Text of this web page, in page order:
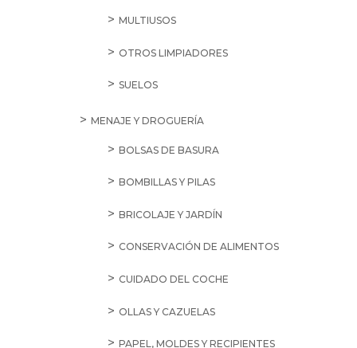
MULTIUSOS
OTROS LIMPIADORES
SUELOS
MENAJE Y DROGUERÍA
BOLSAS DE BASURA
BOMBILLAS Y PILAS
BRICOLAJE Y JARDÍN
CONSERVACIÓN DE ALIMENTOS
CUIDADO DEL COCHE
OLLAS Y CAZUELAS
PAPEL, MOLDES Y RECIPIENTES